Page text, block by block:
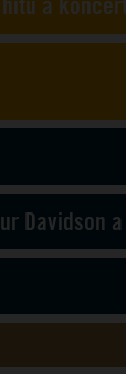
Davidson